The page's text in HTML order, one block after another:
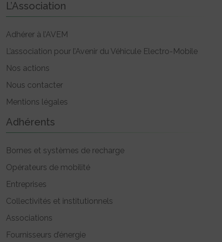
L’Association
Adhérer à l’AVEM
L’association pour l’Avenir du Véhicule Electro-Mobile
Nos actions
Nous contacter
Mentions légales
Adhérents
Bornes et systèmes de recharge
Opérateurs de mobilité
Entreprises
Collectivités et institutionnels
Associations
Fournisseurs d’énergie